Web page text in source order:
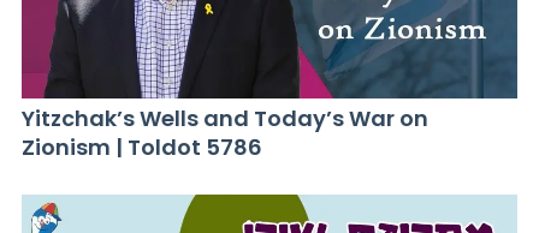
Yitzchak’s Wells and Today’s War on
Zionism | Toldot 5786